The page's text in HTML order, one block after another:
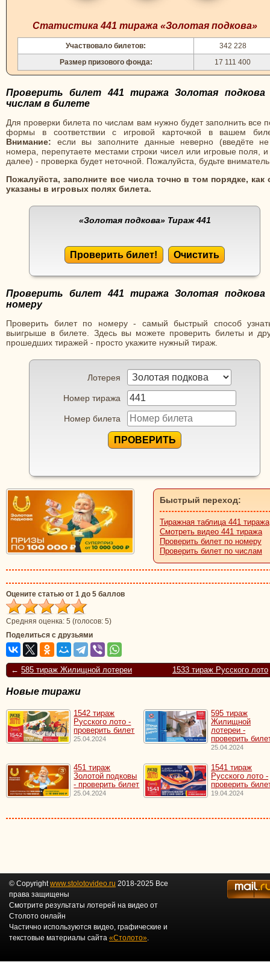
Статистика 441 тиража «Золотая подкова»
Участвовало билетов:
342 228
Размер призового фонда:
17 111 400
Проверить билет 441 тиража Золотая подкова
числам в билете
Для проверки билета по числам вам нужно будет заполнить все
формы в соответствии с игровой карточкой в вашем
Внимание: если вы заполните данные неверно (введёте
номера, перепутаете местами строки чисел или игровые поля, и
далее) - проверка будет неточной. Пожалуйста, будьте
Пожалуйста, заполните все числа точно в том порядке, как
указаны в игровых полях билета.
«Золотая подкова» Тираж 441
Проверить билет! Очистить
Проверить билет 441 тиража Золотая подкова
номеру
Проверить билет по номеру - самый быстрый способ
выигрыше в билете. Здесь вы можете проверить билеты и
прошедших тиражей - просто укажите нужный тираж.
Лотерея
Номер тиража
Номер билета
ПРОВЕРИТЬ
Быстрый переход:
Тиражная таблица 441 тиража
Смотреть видео 441 тиража
Проверить билет по номеру
Проверить билет по числам
Оцените статью от 1 до 5 баллов
Средняя оценка: 5 (голосов: 5)
Поделиться с друзьями
← 585 тираж Жилищной лотереи 1533 тираж Русского лото
Новые тиражи
1542 тираж
Русского лото -
проверить билет
25.04.2024
595 тираж
Жилищной
лотереи -
проверить
25.04.2024
451 тираж
Золотой подковы
- проверить билет
25.04.2024
1541 тираж
Русского лото -
проверить
19.04.2024
© Copyrightwww.stolotovideo.ru 2018-2025 Все
права защищены
Смотрите результаты лотерей на видео от
Столото онлайн
Частично используются видео, графические и
текстовые материалы сайта «Столото».